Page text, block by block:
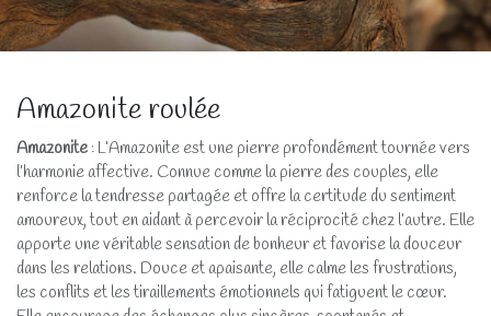
Amazonite roulée
Amazonite : L’Amazonite est une pierre profondément tournée vers
l’harmonie affective. Connue comme la pierre des couples, elle
renforce la tendresse partagée et offre la certitude du sentiment
amoureux, tout en aidant à percevoir la réciprocité chez l’autre. Elle
apporte une véritable sensation de bonheur et favorise la douceur
dans les relations. Douce et apaisante, elle calme les frustrations,
les conflits et les tiraillements émotionnels qui fatiguent le cœur.